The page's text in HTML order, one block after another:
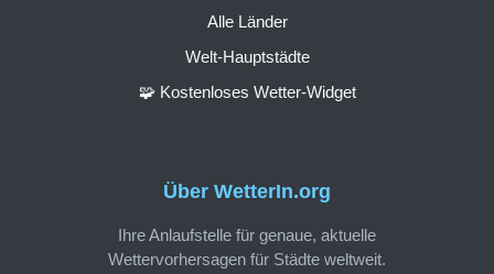
Über WetterIn.org
Ihre Anlaufstelle für genaue, aktuelle
Wettervorhersagen für Städte weltweit.
Alle Länder
Welt-Hauptstädte
🧩 Kostenloses Wetter-Widget